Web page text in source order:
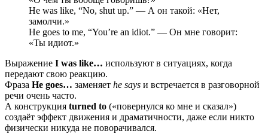
He was like, “No, shut up.” — А он такой: «Нет,
замолчи.»
He goes to me, “You’re an idiot.” — Он мне говорит:
«Ты идиот.»
Выражение I was like… используют в ситуациях, когда
передают свою реакцию.
Фраза He goes… заменяет he says и встречается в разговорной
речи очень часто.
А конструкция turned to («повернулся ко мне и сказал»)
создаёт эффект движения и драматичности, даже если никто
физически никуда не поворачивался.